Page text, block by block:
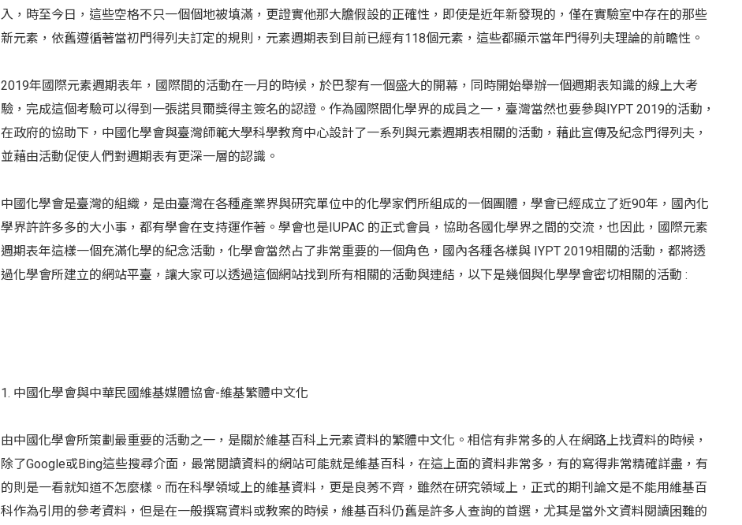
入，時至今日，這些空格不只一個個地被填滿，更證實他那大膽假設的正確性，即使是近年新發現的，僅在實驗室中存在的那些
新元素，依舊遵循著當初門得列夫訂定的規則，元素週期表到目前已經有118個元素，這些都顯示當年門得列夫理論的前瞻性。
2019年國際元素週期表年，國際間的活動在一月的時候，於巴黎有一個盛大的開幕，同時開始舉辦一個週期表知識的線上大考
驗，完成這個考驗可以得到一張諾貝爾獎得主簽名的認證。作為國際間化學界的成員之一，臺灣當然也要參與IYPT 2019的活動，
在政府的協助下，中國化學會與臺灣師範大學科學教育中心設計了一系列與元素週期表相關的活動，藉此宣傳及紀念門得列夫，
並藉由活動促使人們對週期表有更深一層的認識。
中國化學會是臺灣的組織，是由臺灣在各種產業界與研究單位中的化學家們所組成的一個團體，學會已經成立了近90年，國內化
學界許許多多的大小事，都有學會在支持運作著。學會也是IUPAC 的正式會員，協助各國化學界之間的交流，也因此，國際元素
週期表年這樣一個充滿化學的紀念活動，化學會當然占了非常重要的一個角色，國內各種各樣與 IYPT 2019相關的活動，都將透
過化學會所建立的網站平臺，讓大家可以透過這個網站找到所有相關的活動與連結，以下是幾個與化學學會密切相關的活動 :
1. 中國化學會與中華民國維基媒體協會-維基繁體中文化
由中國化學會所策劃最重要的活動之一，是關於維基百科上元素資料的繁體中文化。相信有非常多的人在網路上找資料的時候，
除了Google或Bing這些搜尋介面，最常閱讀資料的網站可能就是維基百科，在這上面的資料非常多，有的寫得非常精確詳盡，有
的則是一看就知道不怎麼樣。而在科學領域上的維基資料，更是良莠不齊，雖然在研究領域上，正式的期刊論文是不能用維基百
科作為引用的參考資料，但是在一般撰寫資料或教案的時候，維基百科仍舊是許多人查詢的首選，尤其是當外文資料閱讀困難的